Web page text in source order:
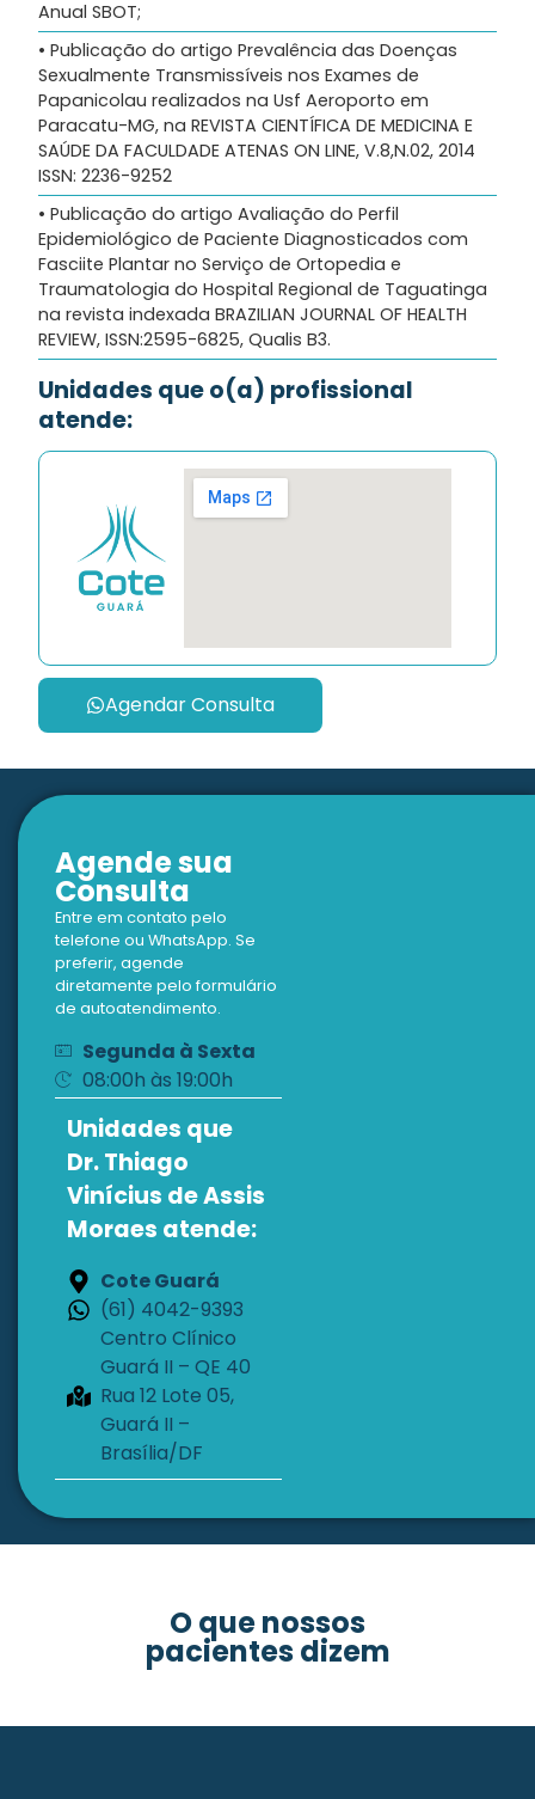
Anual SBOT;
• Publicação do artigo Prevalência das Doenças
Sexualmente Transmissíveis nos Exames de
Papanicolau realizados na Usf Aeroporto em
Paracatu-MG, na REVISTA CIENTÍFICA DE MEDICINA E
SAÚDE DA FACULDADE ATENAS ON LINE, V.8,N.02, 2014
ISSN: 2236-9252
• Publicação do artigo Avaliação do Perfil
Epidemiológico de Paciente Diagnosticados com
Fasciite Plantar no Serviço de Ortopedia e
Traumatologia do Hospital Regional de Taguatinga
na revista indexada BRAZILIAN JOURNAL OF HEALTH
REVIEW, ISSN:2595-6825, Qualis B3.
Unidades que o(a) profissional
atende:
Agendar Consulta
Agende sua
Consulta
Entre em contato pelo
telefone ou WhatsApp. Se
preferir, agende
diretamente pelo formulário
de autoatendimento.
Segunda à Sexta
08:00h às 19:00h
Unidades que
Dr. Thiago
Vinícius de Assis
Moraes atende:
Cote Guará
(61) 4042-9393
Centro Clínico
Guará II – QE 40
Rua 12 Lote 05,
Guará II –
Brasília/DF
O que nossos
pacientes dizem